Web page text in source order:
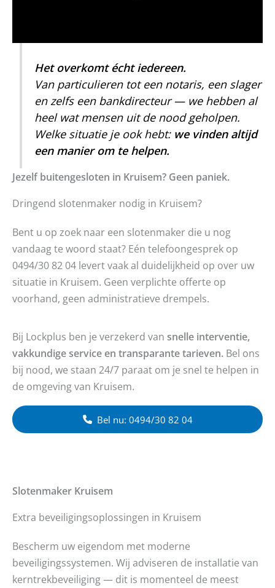
Het overkomt écht iedereen.
Van particulieren tot een notaris, een slager
en zelfs een bankdirecteur — we hebben al
heel wat mensen uit de nood geholpen.
Welke situatie je ook hebt: we vinden altijd
een manier om te helpen.
Jezelf buitengesloten in Kruisem? Geen paniek.
Dringend slotenmaker nodig in Kruisem?
Bent u op zoek naar een slotenmaker die u nog
vandaag te woord staat? Eén telefoongesprek op
0494/30 82 04 levert vaak al duidelijkheid op over uw
situatie in Kruisem. Geen verplichte offerte op
voorhand, geen administratieve drempels.
Bij Lockplus ben je verzekerd van snelle interventie,
vakkundige service en transparante tarieven. Bel ons
bij nood, we staan 24/7 paraat om je snel te helpen in
de omgeving van Kruisem.
Bel nu: 0494/30 82 04
Slotenmaker Kruisem
Extra beveiligingsoplossingen in Kruisem
Bescherm uw eigendom met moderne
beveiligingssystemen. Wij adviseren de installatie van
kerntrekbeveiliging — dit is momenteel de meest